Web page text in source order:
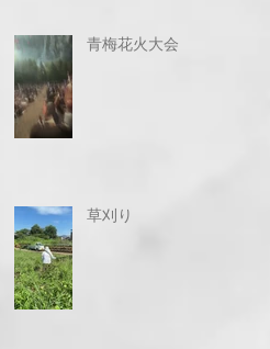
青梅花火大会
草刈り